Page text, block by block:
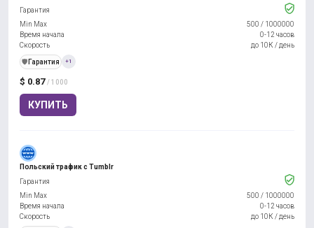
$ 0.87 / 1000
КУПИТЬ
Гарантия
Min Max
500 / 1000000
Время начала
0-12 часов
Скорость
до 10К / день
️🛡️ Гарантия +1
Польский трафик с Tumblr
Гарантия
Min Max
500 / 1000000
Время начала
0-12 часов
Скорость
до 10К / день